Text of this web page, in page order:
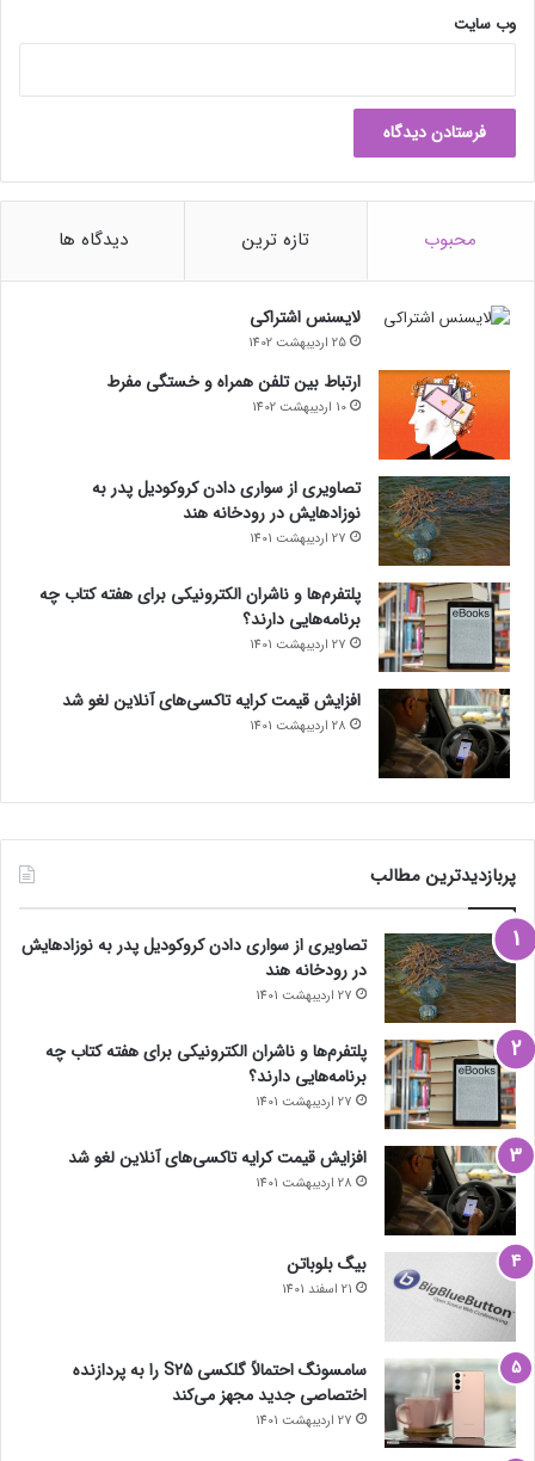
گ
ی
ه
ی
وب‌ سایت
محبوب تازه ترین دیدگاه ها
لایسنس اشتراکی
25 اردیبهشت 1402
ارتباط بین تلفن همراه و خستگی مفرط
10 اردیبهشت 1402
تصاویری از سواری دادن کروکودیل پدر به
نوزادهایش در رودخانه هند
27 اردیبهشت 1401
پلتفرم‌ها و ناشران الکترونیکی برای هفته کتاب چه
برنامه‌هایی دارند؟
27 اردیبهشت 1401
افزایش قیمت کرایه تاکسی‌های آنلاین لغو شد
28 اردیبهشت 1401
پربازدیدترین مطالب
تصاویری از سواری دادن کروکودیل پدر به نوزادهایش
در رودخانه هند
27 اردیبهشت 1401
پلتفرم‌ها و ناشران الکترونیکی برای هفته کتاب چه
برنامه‌هایی دارند؟
27 اردیبهشت 1401
افزایش قیمت کرایه تاکسی‌های آنلاین لغو شد
28 اردیبهشت 1401
بیگ بلوباتن
21 اسفند 1401
سامسونگ احتمالاً گلکسی S25 را به پردازنده
اختصاصی جدید مجهز می‌کند
27 اردیبهشت 1401